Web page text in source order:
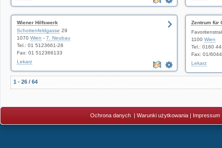
Wiener Hilfswerk
Schottenfeldgasse 29
1070 Wien - 7. Neubau
Tel.: 01 5123661-28
Fax: 01 512366133
Lekarz
Zentrum für
Doz. Dr.
1100 Wien
Tel.: 0160
Fax: 01/
Lekarz
1 - 26 / 64
Ochrona danych | Warunki użytkowania | Impressum